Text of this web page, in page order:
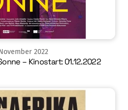
2022
– Kinostart: 01.12.2022